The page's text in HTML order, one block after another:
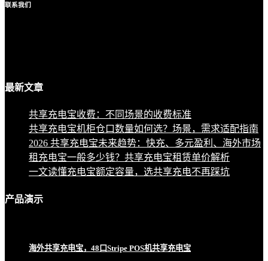
联系我们
最新文章
共享充电宝收费：不同场景的收费标准
共享充电宝机柜仓口数量如何选？场景，需求适配指南
2026 共享充电宝未来趋势：快充、多元盈利、海外市场
租充电宝一般多少钱？共享充电宝租赁单价解析
一文读懂充电宝额定容量，选共享充电不再踩坑
产品演示
海外共享充电宝，48口Stripe POS机共享充电宝